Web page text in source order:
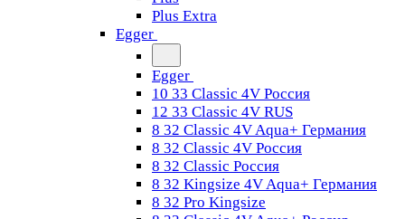
Plus Extra
Egger
Egger
10 33 Classic 4V Россия
12 33 Classic 4V RUS
8 32 Classic 4V Aqua+ Германия
8 32 Classic 4V Россия
8 32 Classic Россия
8 32 Kingsize 4V Aqua+ Германия
8 32 Pro Kingsize